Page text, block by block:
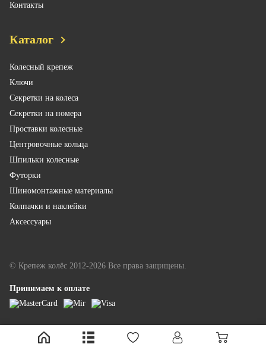
Контакты
Каталог
Колесный крепеж
Ключи
Секретки на колеса
Секретки на номера
Проставки колесные
Центровочные кольца
Шпильки колесные
Футорки
Шиномонтажные материалы
Колпачки и наклейки
Аксессуары
© Крепеж колёс 2012-2026 Все права защищены.
Принимаем к оплате